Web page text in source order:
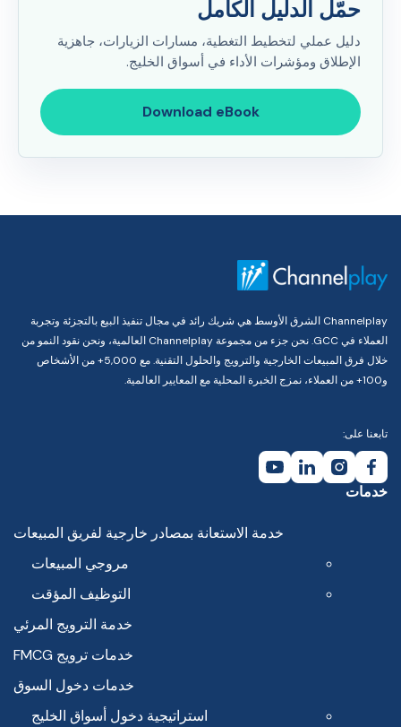
حمّل الدليل الكامل
دليل عملي لتخطيط التغطية، مسارات الزيارات، جاهزية
الإطلاق ومؤشرات الأداء في أسواق الخليج.
Download eBook
Channelplay الشرق الأوسط هي شريك رائد في مجال تنفيذ البيع بالتجزئة وتجربة
العملاء في GCC. نحن جزء من مجموعة Channelplay العالمية، ونحن نقود النمو من
خلال فرق المبيعات الخارجية والترويج والحلول التقنية. مع 5,000+ من الأشخاص
و100+ من العملاء، نمزج الخبرة المحلية مع المعايير العالمية.
تابعنا على:
خدمات
خدمة الاستعانة بمصادر خارجية لفريق المبيعات
مروجي المبيعات
التوظيف المؤقت
خدمة الترويج المرئي
خدمات ترويج FMCG
خدمات دخول السوق
استراتيجية دخول أسواق الخليج